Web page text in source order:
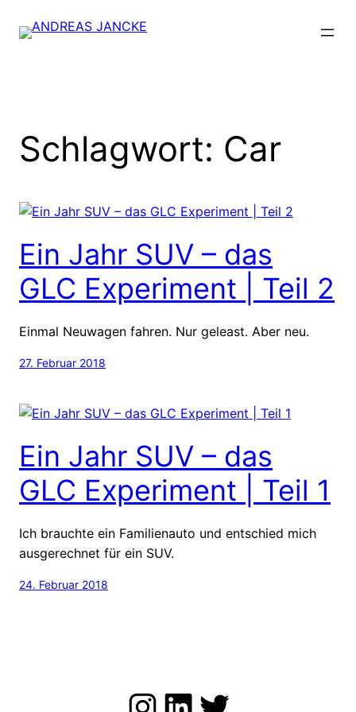
Inhalt
Schlagwort: Car
Ein Jahr SUV – das
GLC Experiment | Teil 2
Einmal Neuwagen fahren. Nur geleast. Aber neu.
27. Februar 2018
Ein Jahr SUV – das
GLC Experiment | Teil 1
Ich brauchte ein Familienauto und entschied mich
ausgerechnet für ein SUV.
24. Februar 2018